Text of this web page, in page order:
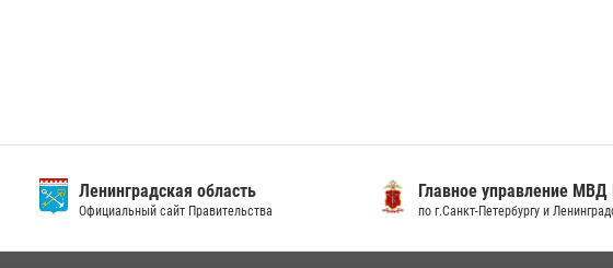
Ленинградская область
Официальный сайт Правительства
Главное управление МВД
по г.Санкт-Петербургу и